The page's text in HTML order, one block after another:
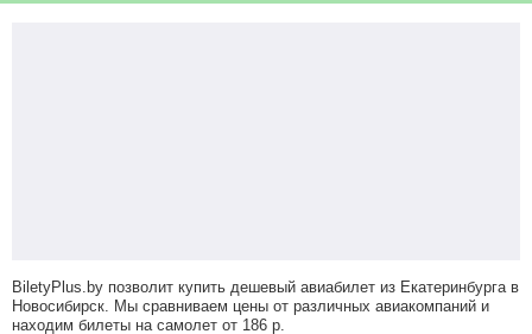
BiletyPlus.by позволит купить дешевый авиабилет из Екатеринбурга в
Новосибирск. Мы сравниваем цены от различных авиакомпаний и
находим билеты на самолет от 186 р